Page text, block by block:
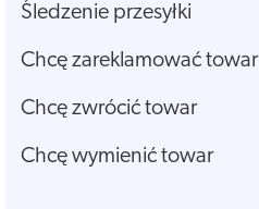
Śledzenie przesyłki
Chcę zareklamować towar
Chcę zwrócić towar
Chcę wymienić towar